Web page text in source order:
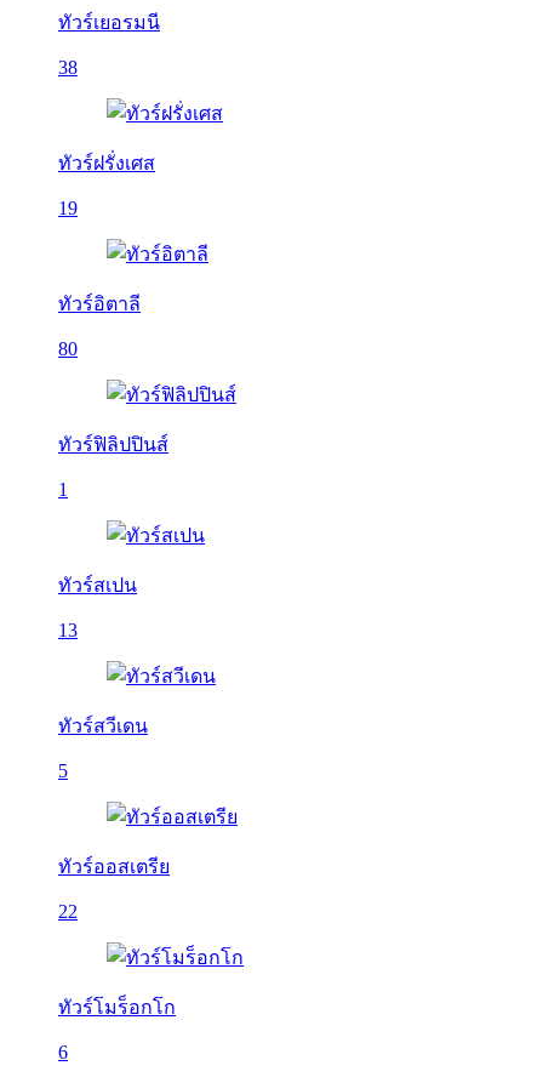
ทัวร์เยอรมนี
38
ทัวร์ฝรั่งเศส
19
ทัวร์อิตาลี
80
ทัวร์ฟิลิปปินส์
1
ทัวร์สเปน
13
ทัวร์สวีเดน
5
ทัวร์ออสเตรีย
22
ทัวร์โมร็อกโก
6